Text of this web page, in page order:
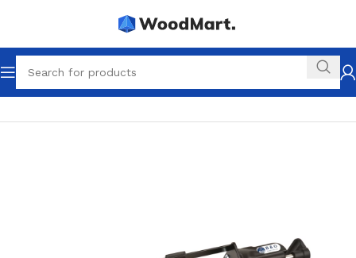
Startseite 2K Werkzeuge